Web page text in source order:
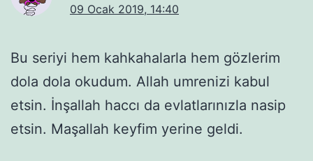
09 Ocak 2019, 14:40
Bu seriyi hem kahkahalarla hem gözlerim
dola dola okudum. Allah umrenizi kabul
etsin. İnşallah haccı da evlatlarınızla nasip
etsin. Maşallah keyfim yerine geldi.